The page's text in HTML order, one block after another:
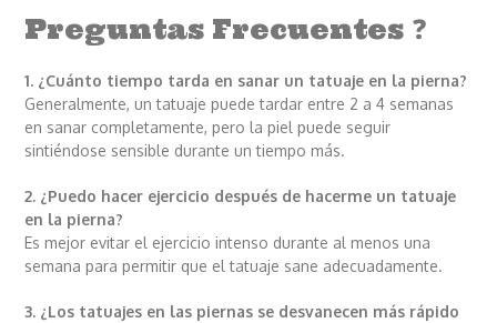
Preguntas Frecuentes ❓
1. ¿Cuánto tiempo tarda en sanar un tatuaje en la pierna?
Generalmente, un tatuaje puede tardar entre 2 a 4 semanas
en sanar completamente, pero la piel puede seguir
sintiéndose sensible durante un tiempo más.
2. ¿Puedo hacer ejercicio después de hacerme un tatuaje
en la pierna?
Es mejor evitar el ejercicio intenso durante al menos una
semana para permitir que el tatuaje sane adecuadamente.
3. ¿Los tatuajes en las piernas se desvanecen más rápido